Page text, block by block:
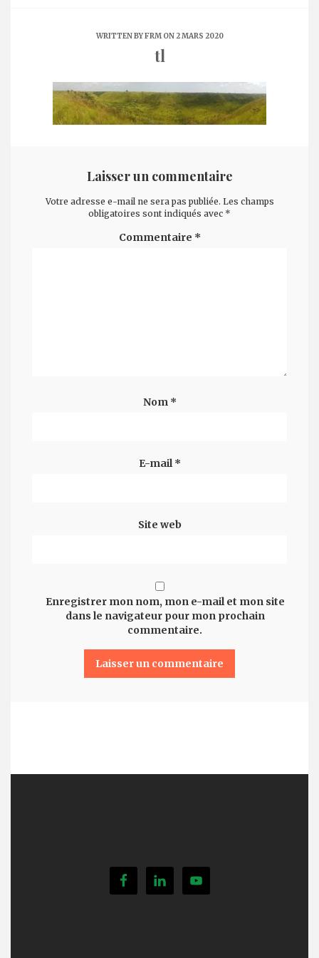
WRITTEN BYFRMON 2 MARS 2020
tl
Laisser un commentaire
Votre adresse e-mail ne sera pas publiée. Les champs
obligatoires sont indiqués avec *
Commentaire *
Nom *
E-mail*
Site web
Enregistrer mon nom, mon e-mail et mon site
dans le navigateur pour mon prochain
commentaire.